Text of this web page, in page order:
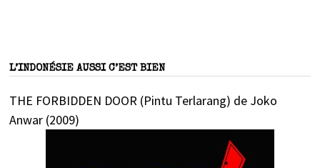
L’INDONÉSIE AUSSI C’EST BIEN
THE FORBIDDEN DOOR (Pintu Terlarang) de Joko
Anwar (2009)